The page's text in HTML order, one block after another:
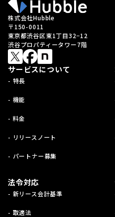
株式会社Hubble
〒150-0011
東京都渋谷区東1丁目32−12
渋谷プロパティータワー7階
サービスについて
- 特長
- 機能
- 料金
- リリースノート
- パートナー募集
法令対応
- 新リース会計基準
- 取適法